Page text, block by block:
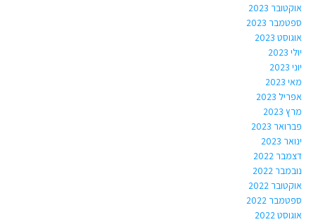
אוקטובר 2023
ספטמבר 2023
אוגוסט 2023
יולי 2023
יוני 2023
מאי 2023
אפריל 2023
מרץ 2023
פברואר 2023
ינואר 2023
דצמבר 2022
נובמבר 2022
אוקטובר 2022
ספטמבר 2022
אוגוסט 2022